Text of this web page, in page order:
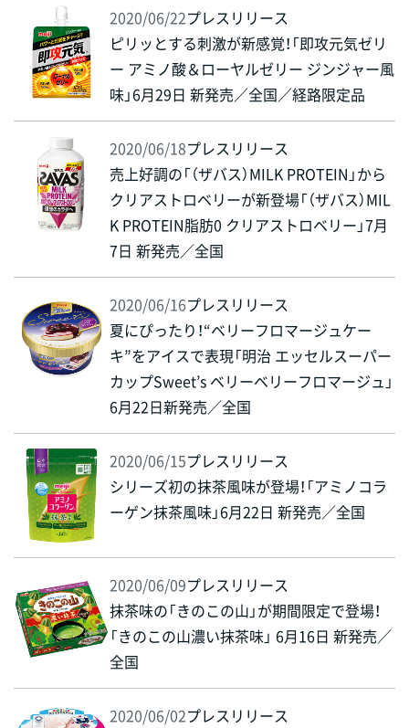
2020/06/22プレスリリース
ピリッとする刺激が新感覚！「即攻元気ゼリ
ー アミノ酸＆ローヤルゼリー ジンジャー風
味」6月29日 新発売／全国／経路限定品
2020/06/18プレスリリース
売上好調の「（ザバス）MILK PROTEIN」から
クリアストロベリーが新登場「（ザバス）MIL
K PROTEIN脂肪0 クリアストロベリー」7月
7日 新発売／全国
2020/06/16プレスリリース
夏にぴったり！“ベリーフロマージュケー
キ”をアイスで表現「明治 エッセルスーパー
カップSweet’s ベリーベリーフロマージュ」
6月22日新発売／全国
2020/06/15プレスリリース
シリーズ初の抹茶風味が登場！「アミノコラ
ーゲン抹茶風味」6月22日 新発売／全国
2020/06/09プレスリリース
抹茶味の「きのこの山」が期間限定で登場！
「きのこの山濃い抹茶味」 6月16日 新発売／
全国
2020/06/02プレスリリース